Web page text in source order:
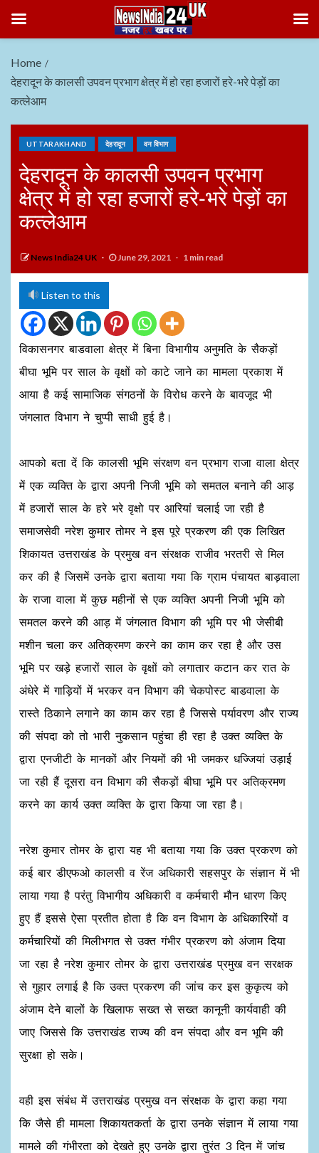
Home
देहरादून के कालसी उपवन प्रभाग क्षेत्र में हो रहा हजारों हरे-भरे पेड़ों का
कत्लेआम
UTTARAKHAND देहरादून वन विभाग
देहरादून के कालसी उपवन प्रभाग
क्षेत्र में हो रहा हजारों हरे-भरे पेड़ों का
कत्लेआम
News India24 UK June 29, 2021 1 min read
Listen to this
विकासनगर बाडवाला क्षेत्र में बिना विभागीय अनुमति के सैकड़ों
बीघा भूमि पर साल के वृक्षों को काटे जाने का मामला प्रकाश में
आया है कई सामाजिक संगठनों के विरोध करने के बावजूद भी
जंगलात विभाग ने चुप्पी साधी हुई है।
आपको बता दें कि कालसी भूमि संरक्षण वन प्रभाग राजा वाला क्षेत्र
में एक व्यक्ति के द्वारा अपनी निजी भूमि को समतल बनाने की आड़
में हजारों साल के हरे भरे वृक्षो पर आरियां चलाई जा रही है
समाजसेवी नरेश कुमार तोमर ने इस पूरे प्रकरण की एक लिखित
शिकायत उत्तराखंड के प्रमुख वन संरक्षक राजीव भरतरी से मिल
कर की है जिसमें उनके द्वारा बताया गया कि ग्राम पंचायत बाड़वाला
के राजा वाला में कुछ महीनों से एक व्यक्ति अपनी निजी भूमि को
समतल करने की आड़ में जंगलात विभाग की भूमि पर भी जेसीबी
मशीन चला कर अतिक्रमण करने का काम कर रहा है और उस
भूमि पर खड़े हजारों साल के वृक्षों को लगातार कटान कर रात के
अंधेरे में गाड़ियों में भरकर वन विभाग की चेकपोस्ट बाडवाला के
रास्ते ठिकाने लगाने का काम कर रहा है जिससे पर्यावरण और राज्य
की संपदा को तो भारी नुकसान पहुंचा ही रहा है उक्त व्यक्ति के
द्वारा एनजीटी के मानकों और नियमों की भी जमकर धज्जियां उड़ाई
जा रही हैं दूसरा वन विभाग की सैकड़ों बीघा भूमि पर अतिक्रमण
करने का कार्य उक्त व्यक्ति के द्वारा किया जा रहा है।
नरेश कुमार तोमर के द्वारा यह भी बताया गया कि उक्त प्रकरण को
कई बार डीएफओ कालसी व रेंज अधिकारी सहसपुर के संज्ञान में भी
लाया गया है परंतु विभागीय अधिकारी व कर्मचारी मौन धारण किए
हुए हैं इससे ऐसा प्रतीत होता है कि वन विभाग के अधिकारियों व
कर्मचारियों की मिलीभगत से उक्त गंभीर प्रकरण को अंजाम दिया
जा रहा है नरेश कुमार तोमर के द्वारा उत्तराखंड प्रमुख वन सरक्षक
से गुहार लगाई है कि उक्त प्रकरण की जांच कर इस कुकृत्य को
अंजाम देने बालों के खिलाफ सख्त से सख्त कानूनी कार्यवाही की
जाए जिससे कि उत्तराखंड राज्य की वन संपदा और वन भूमि की
सुरक्षा हो सके।
वही इस संबंध में उत्तराखंड प्रमुख वन संरक्षक के द्वारा कहा गया
कि जैसे ही मामला शिकायतकर्ता के द्वारा उनके संज्ञान में लाया गया
मामले की गंभीरता को देखते हुए उनके द्वारा तुरंत 3 दिन में जांच